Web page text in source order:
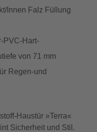
Innen Falz Füllung
PVC-Hart-
von 71 mm
Regen-und
Haustür »Terra«
Sicherheit und Stil.